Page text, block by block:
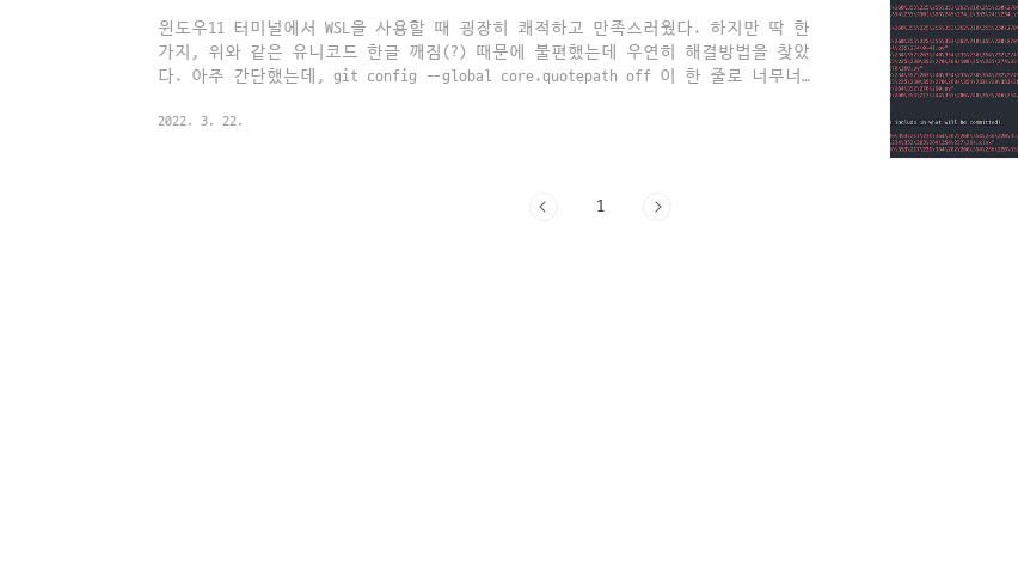
윈도우11 터미널에서 WSL을 사용할 때 굉장히 쾌적하고 만족스러웠다. 하지만 딱 한
가지, 위와 같은 유니코드 한글 깨짐(?) 때문에 불편했는데 우연히 해결방법을 찾았
다. 아주 간단했는데, git config --global core.quotepath off 이 한 줄로 너무너무
Stack Overflow Unicode (utf-8) with git-bash I'm having some trouble getting
2022. 3. 22.
1